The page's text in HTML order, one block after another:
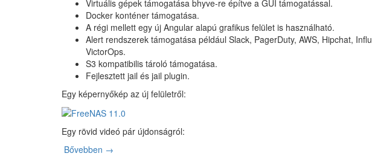
d
s
z
e
r
e
k
t
é
i
n
z
ó
d
–
B
S
D
N
r
t
o
Virtuális gépek támogatása bhyve-re építve a GUI támogatással.
Docker konténer támogatása.
A régi mellett egy új Angular alapú grafikus felület is használható.
Alert rendszerek támogatása például Slack, PagerDuty, AWS, Hipchat,
VictorOps.
S3 kompatibilis tároló támogatása.
Fejlesztett jail és jail plugin.
Egy képernyőkép az új felületről:
Egy rövid videó pár újdonságról:
Bővebben M
→